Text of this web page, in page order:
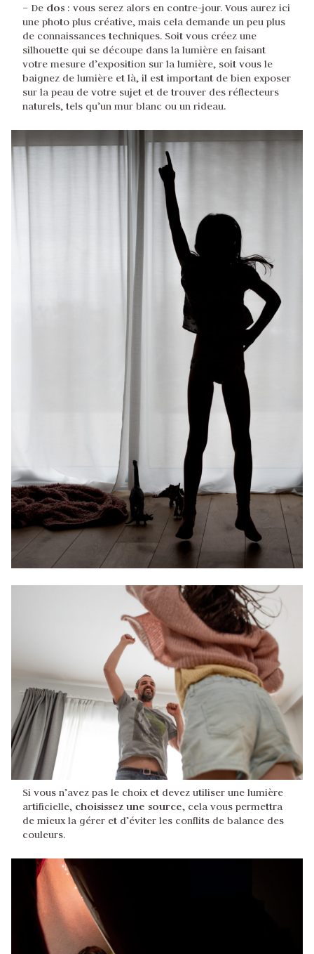
– De dos : vous serez alors en contre-jour. Vous aurez ici
une photo plus créative, mais cela demande un peu plus
de connaissances techniques. Soit vous créez une
silhouette qui se découpe dans la lumière en faisant
votre mesure d’exposition sur la lumière, soit vous le
baignez de lumière et là, il est important de bien exposer
sur la peau de votre sujet et de trouver des réflecteurs
naturels, tels qu’un mur blanc ou un rideau.
Si vous n’avez pas le choix et devez utiliser une lumière
artificielle, choisissez une source, cela vous permettra
de mieux la gérer et d’éviter les conflits de balance des
couleurs.